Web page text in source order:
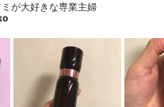
が大好きな専業主婦